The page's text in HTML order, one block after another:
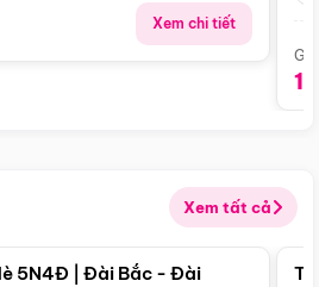
Xem chi tiết
Xem tất cả
Điểm nổi bật
5N4Đ | Đài Bắc - Đài